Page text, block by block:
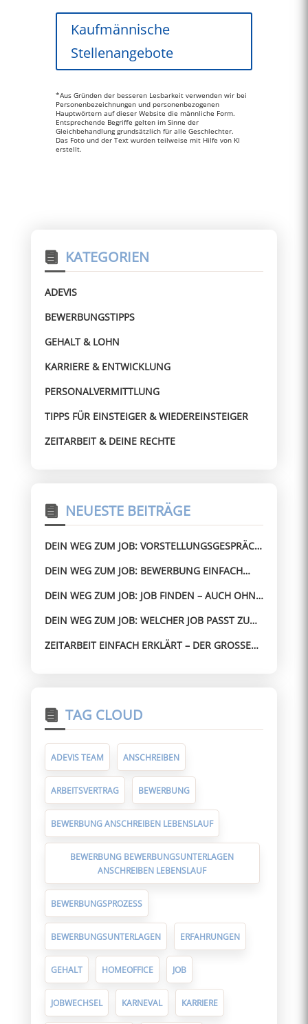
Kaufmännische
Stellenangebote
*Aus Gründen der besseren Lesbarkeit verwenden wir bei
Personenbezeichnungen und personenbezogenen
Hauptwörtern auf dieser Website die männliche Form.
Entsprechende Begriffe gelten im Sinne der
Gleichbehandlung grundsätzlich für alle Geschlechter.
Das Foto und der Text wurden teilweise mit Hilfe von KI
erstellt.
KATEGORIEN
ADEVIS
BEWERBUNGSTIPPS
GEHALT & LOHN
KARRIERE & ENTWICKLUNG
PERSONALVERMITTLUNG
TIPPS FÜR EINSTEIGER & WIEDEREINSTEIGER
ZEITARBEIT & DEINE RECHTE
NEUESTE BEITRÄGE
DEIN WEG ZUM JOB: VORSTELLUNGSGESPRÄCH
DEIN WEG ZUM JOB: BEWERBUNG EINFACH
DEIN WEG ZUM JOB: JOB FINDEN – AUCH OHNE
DEIN WEG ZUM JOB: WELCHER JOB PASST ZU
RICHTUNG
ZEITARBEIT EINFACH ERKLÄRT – DER GROSSE G
TAG CLOUD
ADEVIS TEAM ANSCHREIBEN
ARBEITSVERTRAG BEWERBUNG
BEWERBUNG ANSCHREIBEN LEBENSLAUF
BEWERBUNG BEWERBUNGSUNTERLAGEN
ANSCHREIBEN LEBENSLAUF
BEWERBUNGSPROZESS
BEWERBUNGSUNTERLAGEN ERFAHRUNGEN
GEHALT HOMEOFFICE JOB
JOBWECHSEL KARNEVAL KARRIERE